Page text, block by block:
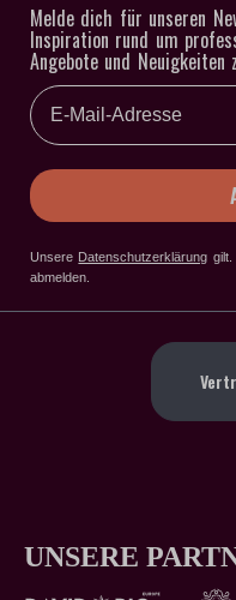
Melde dich für unseren
Inspiration rund um
Angebote und Neuigkeiten
Email
Unsere Datenschutzerklärung gilt.
abmelden.
UNSERE